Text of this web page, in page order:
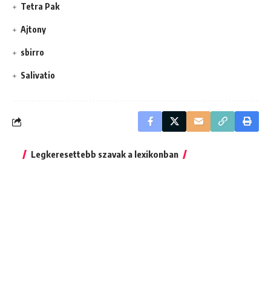
Tetra Pak
Ajtony
sbirro
Salivatio
Legkeresettebb szavak a lexikonban